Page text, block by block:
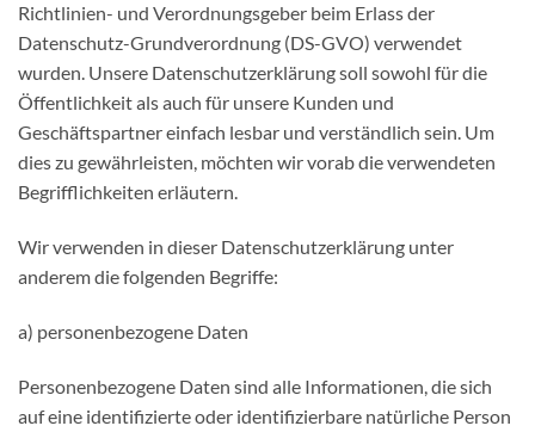
Richtlinien- und Verordnungsgeber beim Erlass der
Datenschutz-Grundverordnung (DS-GVO) verwendet
wurden. Unsere Datenschutzerklärung soll sowohl für die
Öffentlichkeit als auch für unsere Kunden und
Geschäftspartner einfach lesbar und verständlich sein. Um
dies zu gewährleisten, möchten wir vorab die verwendeten
Begrifflichkeiten erläutern.
Wir verwenden in dieser Datenschutzerklärung unter
anderem die folgenden Begriffe:
a) personenbezogene Daten
Personenbezogene Daten sind alle Informationen, die sich
auf eine identifizierte oder identifizierbare natürliche Person